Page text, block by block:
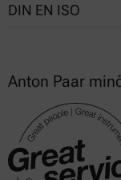
D 2538
D 3185
D 3187
D 3188
53764
DIN EN ISO
Anton Paar